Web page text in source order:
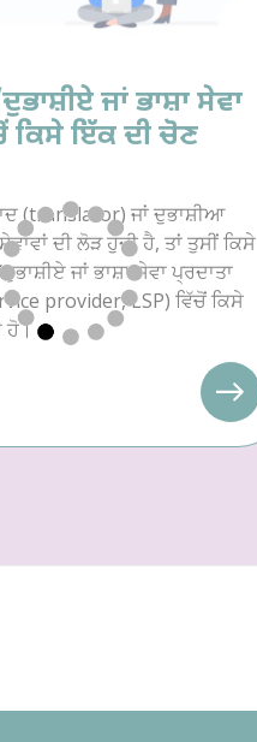
ਜਾਂ ਭਾਸ਼ਾ ਸੇਵਾ
ਕਿਸੇ ਇੱਕ ਦੀ ਚੋਣ
(translator) ਜਾਂ ਦੁਭਾਸ਼ੀਆ
ਦੀ ਲੋੜ ਹੁੰਦੀ ਹੈ, ਤਾਂ ਤੁਸੀਂ ਕਿਸੇ
ਜਾਂ ਭਾਸ਼ਾ ਸੇਵਾ ਪ੍ਰਦਾਤਾ
provider, LSP) ਵਿੱਚੋਂ ਕਿਸੇ
ਹੋ।